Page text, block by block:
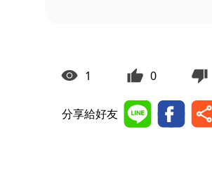
1 0
分享給好友